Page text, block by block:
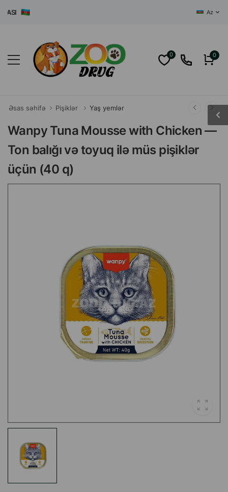
Az
0 0
Əsas səhifə Pişiklər Yaş yemlər
Wanpy Tuna Mousse with Chicken —
Ton balığı və toyuq ilə müs pişiklər
üçün (40 q)